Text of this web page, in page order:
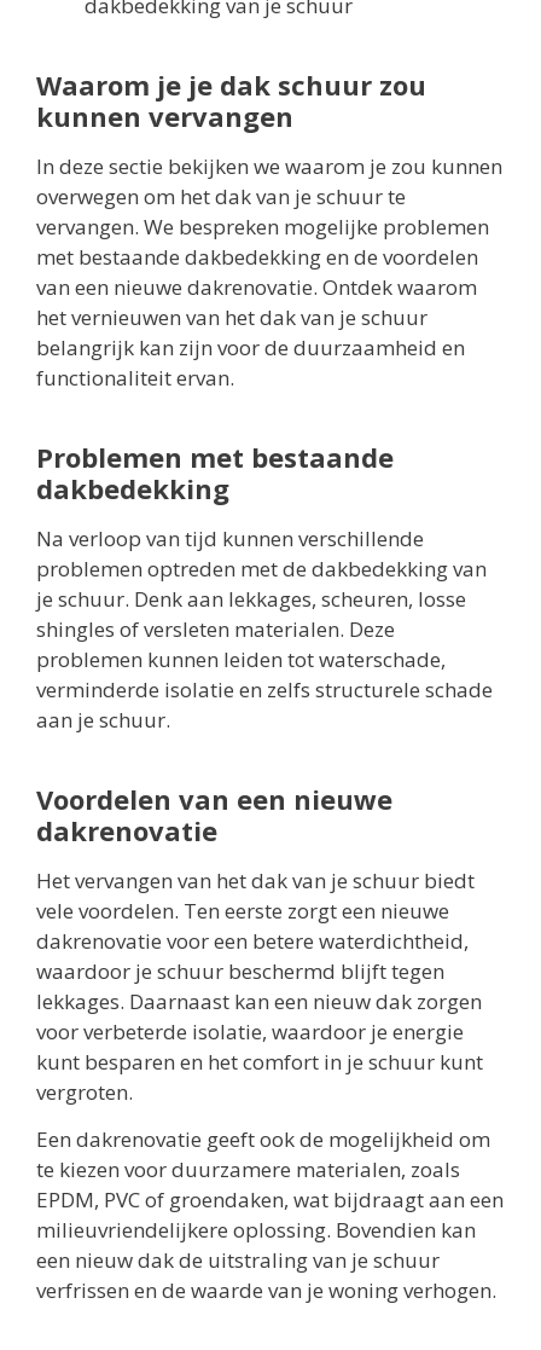
Waarom je je dak schuur zou
kunnen vervangen
In deze sectie bekijken we waarom je zou kunnen
overwegen om het dak van je schuur te
vervangen. We bespreken mogelijke problemen
met bestaande dakbedekking en de voordelen
van een nieuwe dakrenovatie. Ontdek waarom
het vernieuwen van het dak van je schuur
belangrijk kan zijn voor de duurzaamheid en
functionaliteit ervan.
Problemen met bestaande
dakbedekking
Na verloop van tijd kunnen verschillende
problemen optreden met de dakbedekking van
je schuur. Denk aan lekkages, scheuren, losse
shingles of versleten materialen. Deze
problemen kunnen leiden tot waterschade,
verminderde isolatie en zelfs structurele schade
aan je schuur.
Voordelen van een nieuwe
dakrenovatie
Het vervangen van het dak van je schuur biedt
vele voordelen. Ten eerste zorgt een nieuwe
dakrenovatie voor een betere waterdichtheid,
waardoor je schuur beschermd blijft tegen
lekkages. Daarnaast kan een nieuw dak zorgen
voor verbeterde isolatie, waardoor je energie
kunt besparen en het comfort in je schuur kunt
vergroten.
Een dakrenovatie geeft ook de mogelijkheid om
te kiezen voor duurzamere materialen, zoals
EPDM, PVC of groendaken, wat bijdraagt aan een
milieuvriendelijkere oplossing. Bovendien kan
een nieuw dak de uitstraling van je schuur
verfrissen en de waarde van je woning verhogen.